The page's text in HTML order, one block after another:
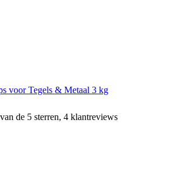
voor Tegels & Metaal 3 kg
de 5 sterren, 4 klantreviews